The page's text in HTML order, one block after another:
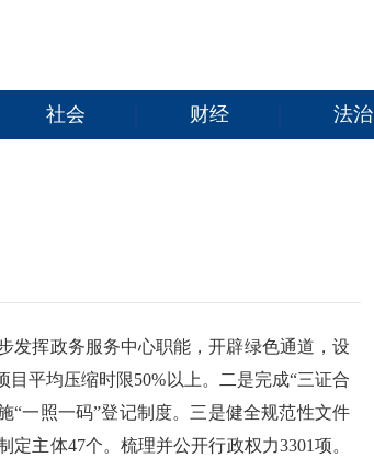
社会 财经 法治
发挥政务服务中心职能，开辟绿色通道，设
平均压缩时限50%以上。二是完成“三证合
“一照一码”登记制度。三是健全规范性文件
主体47个。梳理并公开行政权力3301项。